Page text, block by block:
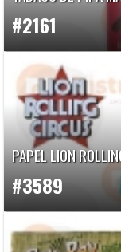
#2161
PAPEL LION
#3589